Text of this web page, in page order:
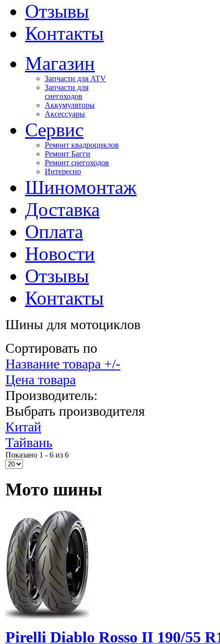
Отзывы
Контакты
Магазин
Запчасти для ATV
Запчасти для
снегоходов
Аккумуляторы
Аксессуары
Сервис
Ремонт квадроциклов
Ремонт Багги
Ремонт снегоходов
Интересно
Шиномонтаж
Доставка
Оплата
Новости
Отзывы
Контакты
Шины для мотоциклов
Сортировать по
Название товара +/-
Цена товара
Производитель:
Выбрать производителя
Китай
Тайвань
Показано 1 - 6 из 6
Мото шины
Pirelli Diablo Rosso II 190/55